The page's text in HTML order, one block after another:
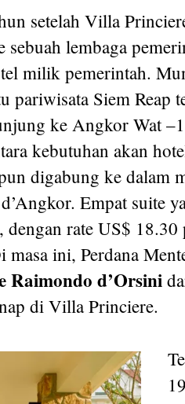
setelah Villa
lembaga
milik pemerintah.
pariwisata Siem Reap
ke Angkor Wat
kebutuhan akan
digabung ke dalam
Empat suite
rate US$
masa ini, Perdana
Raimondo d’Orsini
di Villa Princiere.